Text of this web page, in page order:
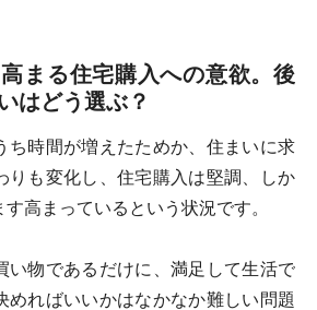
まる住宅購入への意欲。後
はどう選ぶ？
ち時間が増えたためか、住まいに求
りも変化し、住宅購入は堅調、しか
高まっているという状況です。
い物であるだけに、満足して生活で
めればいいかはなかなか難しい問題